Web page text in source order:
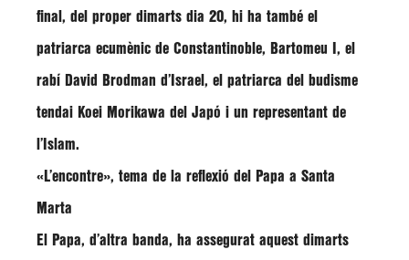
final, del proper dimarts dia 20, hi ha també el
patriarca ecumènic de Constantinoble, Bartomeu I, el
rabí David Brodman d’Israel, el patriarca del budisme
tendai Koei Morikawa del Japó i un representant de
l’Islam.
«L’encontre», tema de la reflexió del Papa a Santa
Marta
El Papa, d’altra banda, ha assegurat aquest dimarts